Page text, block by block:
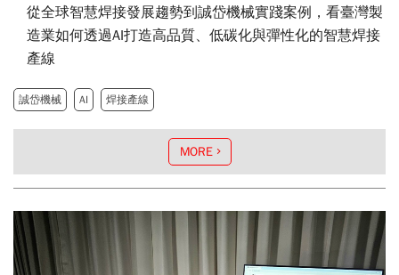
從全球智慧焊接發展趨勢到誠岱機械實踐案例，看臺灣製
造業如何透過AI打造高品質、低碳化與彈性化的智慧焊接
產線
誠岱機械 AI 焊接產線
MORE